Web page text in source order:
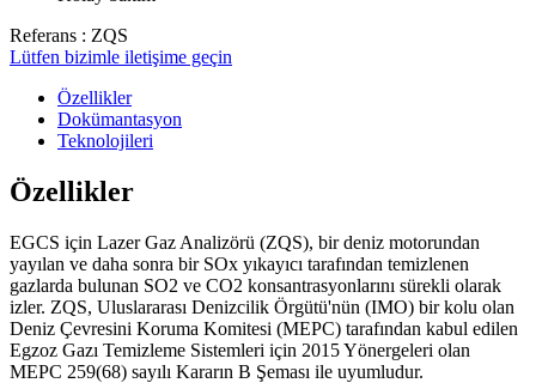
Referans : ZQS
Lütfen bizimle iletişime geçin
Özellikler
Dokümantasyon
Teknolojileri
Özellikler
EGCS için Lazer Gaz Analizörü (ZQS), bir deniz motorundan
yayılan ve daha sonra bir SOx yıkayıcı tarafından temizlenen
gazlarda bulunan SO2 ve CO2 konsantrasyonlarını sürekli olarak
izler. ZQS, Uluslararası Denizcilik Örgütü'nün (IMO) bir kolu olan
Deniz Çevresini Koruma Komitesi (MEPC) tarafından kabul edilen
Egzoz Gazı Temizleme Sistemleri için 2015 Yönergeleri olan
MEPC 259(68) sayılı Kararın B Şeması ile uyumludur.